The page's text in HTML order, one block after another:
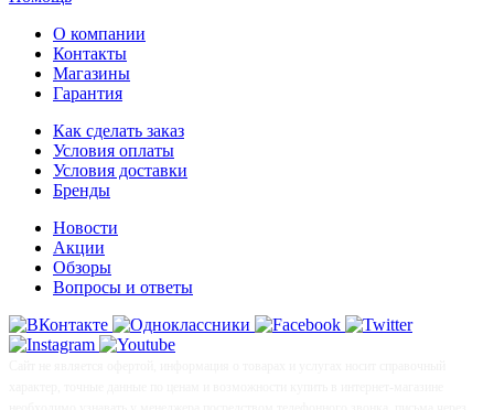
О компании
Контакты
Магазины
Гарантия
Как сделать заказ
Условия оплаты
Условия доставки
Бренды
Новости
Акции
Обзоры
Вопросы и ответы